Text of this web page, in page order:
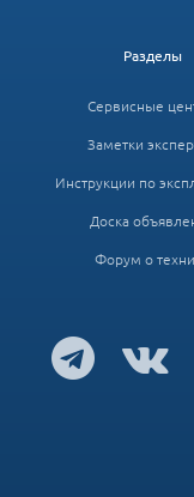
Разделы
Сервисные
Заметки
Инструкции по
Доска
Форум о